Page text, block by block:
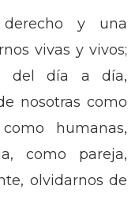
y una
vivas y vivos;
del día a día,
nosotras como
humanas,
como pareja,
olvidarnos de